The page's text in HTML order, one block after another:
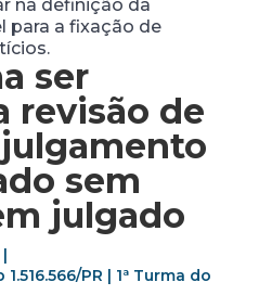
na definição da
para a fixação de
ser
revisão de
sem
julgado
PR | 1ª Turma do